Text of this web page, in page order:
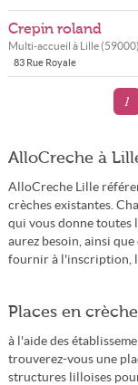
Crepin roland
Multi-accueil à Lille(59000)
83 Rue Royale
1
AlloCreche à
AlloCreche Lille
crèches existantes.
qui vous donne toutes
aurez besoin, ainsi
fournir à l'inscription,
Places en
à l'aide des
trouverez-vous une
structures lilloises